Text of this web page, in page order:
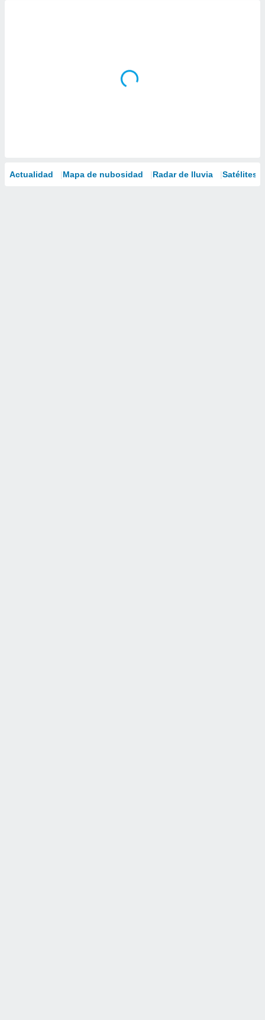
Actualidad Mapa de nubosidad Radar de lluvia Satélites